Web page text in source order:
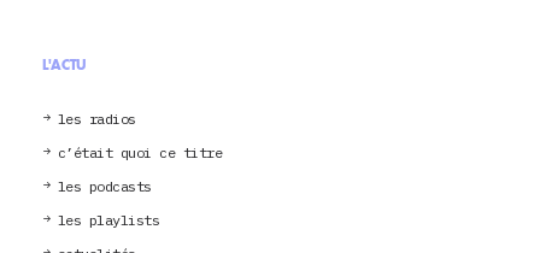
L'ACTU
les radios
c’était quoi ce titre
les podcasts
les playlists